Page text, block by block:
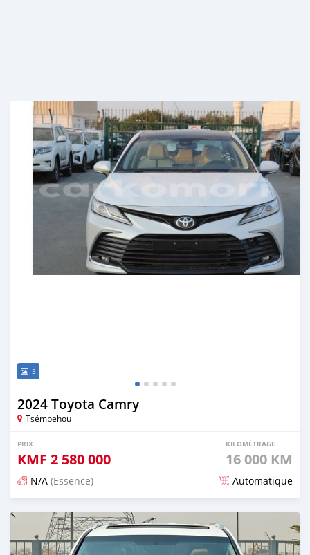
5
2024 Toyota Camry
Tsémbehou
PRIX
KMF 2 580 000
KILOMÉTRAGE
16 000 KM
N/A (Essence) Automatique
Publié il y a 5 mois